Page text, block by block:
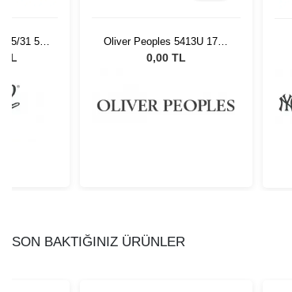
95/31 55
TL
Oliver Peoples 5413U 1745
50
0,00 TL
SON BAKTIĞINIZ ÜRÜNLER